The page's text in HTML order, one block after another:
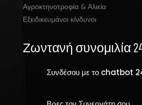
Αγροκτηνοτροφία & Αλιεία
Εξειδικευμάνοι κίνδυνοι
Ζωντανή συνομιλία
Συνδέσου με το chatbot